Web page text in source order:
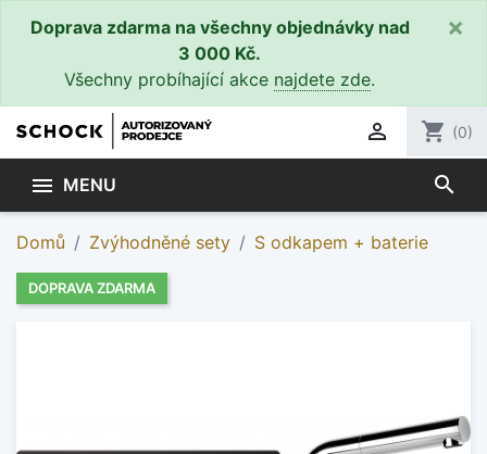
Doprava zdarma na všechny objednávky nad
3 000 Kč.
Všechny probíhající akce najdete zde.
×
 shopping_cart (0)
 MENU search
Domů Zvýhodněné sety S odkapem + baterie
DOPRAVA ZDARMA